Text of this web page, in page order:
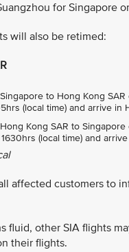
for Singapore
will also be retimed:
to Hong Kong
(local time) and arrive
Kong SAR to
(local time) and
affected customers to
fluid, other SIA flights
their flights.